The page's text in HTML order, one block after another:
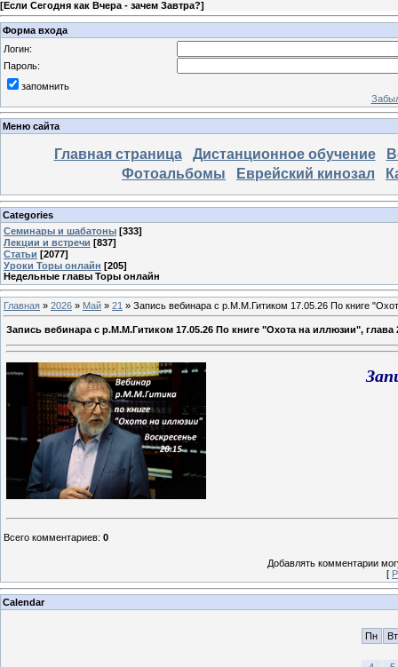
[Если Сегодня как Вчера - зачем Завтра?]
Форма входа
Логин:
Пароль:
запомнить
Меню сайта
Главная страница Дистанционное обучение
Фотоальбомы
Еврейский кинозал
Categories
Семинары и шабатоны [333]
Лекции и встречи [837]
Статьи [2077]
Уроки Торы онлайн [205]
Недельные главы Торы онлайн
Главная » 2026 » Май » 21 » Запись вебинара с р.М.М.Гитиком 17.05.26 По книге
Запись вебинара с р.М.М.Гитиком 17.05.26 По книге "Охота на иллюзии", глава
Всего комментариев: 0
Добавлять комментарии
[
Calendar
Пн Вт